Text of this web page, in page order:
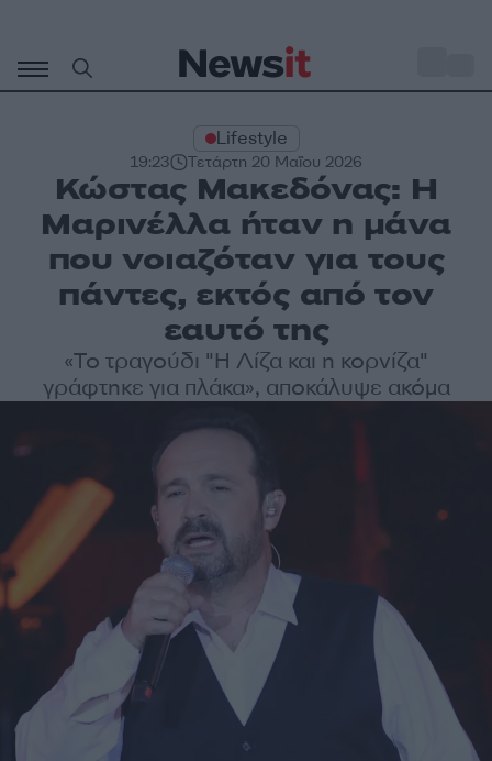
περιεχόμενο
Lifestyle
19:23 Τετάρτη 20 Μαΐου 2026
Κώστας Μακεδόνας: Η
Μαρινέλλα ήταν η μάνα
που νοιαζόταν για τους
πάντες, εκτός από τον
εαυτό της
«Το τραγούδι "Η Λίζα και η κορνίζα"
γράφτηκε για πλάκα», αποκάλυψε ακόμα